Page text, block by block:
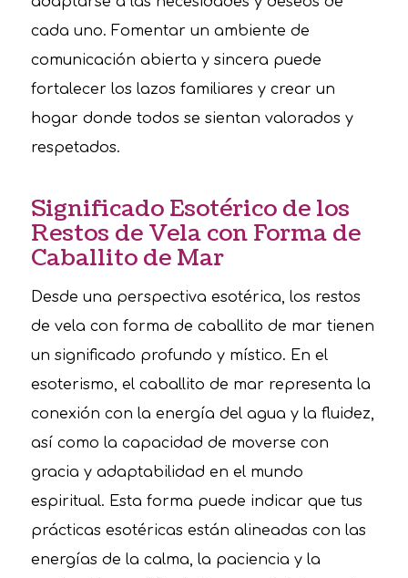
cada uno. Fomentar un ambiente de
comunicación abierta y sincera puede
fortalecer los lazos familiares y crear un
hogar donde todos se sientan valorados y
respetados.
Significado Esotérico de los
Restos de Vela con Forma de
Caballito de Mar
Desde una perspectiva esotérica, los restos
de vela con forma de caballito de mar tienen
un significado profundo y místico. En el
esoterismo, el caballito de mar representa la
conexión con la energía del agua y la fluidez,
así como la capacidad de moverse con
gracia y adaptabilidad en el mundo
espiritual. Esta forma puede indicar que tus
prácticas esotéricas están alineadas con las
energías de la calma, la paciencia y la